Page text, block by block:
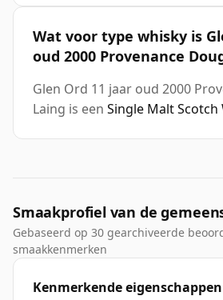
Wat voor type whisky is
oud 2000 Provenance
Glen Ord 11 jaar oud 2000
Laing is een Single Malt Scotch
Smaakprofiel van de
Gebaseerd op 30 gearchiveerde
smaakkenmerken
Kenmerkende eigenschappen